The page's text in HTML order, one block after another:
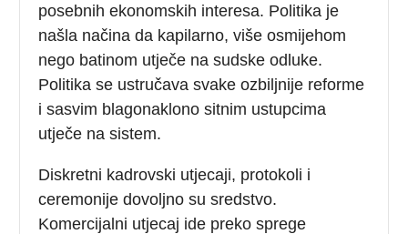
posebnih ekonomskih interesa. Politika je
našla načina da kapilarno, više osmijehom
nego batinom utječe na sudske odluke.
Politika se ustručava svake ozbiljnije reforme
i sasvim blagonaklono sitnim ustupcima
utječe na sistem.
Diskretni kadrovski utjecaji, protokoli i
ceremonije dovoljno su sredstvo.
Komercijalni utjecaj ide preko sprege